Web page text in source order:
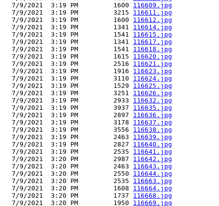
  7/9/2021  3:19 PM         1600
116609.jpg
  7/9/2021  3:19 PM         3215
116611.jpg
  7/9/2021  3:19 PM         1600
116612.jpg
  7/9/2021  3:19 PM         1341
116614.jpg
  7/9/2021  3:19 PM         1541
116615.jpg
  7/9/2021  3:19 PM         1341
116617.jpg
  7/9/2021  3:19 PM         1541
116618.jpg
  7/9/2021  3:19 PM         1615
116620.jpg
  7/9/2021  3:19 PM         2516
116621.jpg
  7/9/2021  3:19 PM         1916
116623.jpg
  7/9/2021  3:19 PM         3110
116624.jpg
  7/9/2021  3:19 PM         1529
116625.jpg
  7/9/2021  3:19 PM         3251
116626.jpg
  7/9/2021  3:19 PM         2933
116632.jpg
  7/9/2021  3:19 PM         3937
116635.jpg
  7/9/2021  3:19 PM         2897
116636.jpg
  7/9/2021  3:19 PM         3178
116637.jpg
  7/9/2021  3:19 PM         3556
116638.jpg
  7/9/2021  3:19 PM         2463
116639.jpg
  7/9/2021  3:19 PM         2827
116640.jpg
  7/9/2021  3:19 PM         2535
116641.jpg
  7/9/2021  3:20 PM         2987
116642.jpg
  7/9/2021  3:20 PM         2463
116643.jpg
  7/9/2021  3:20 PM         2550
116644.jpg
  7/9/2021  3:20 PM         2535
116663.jpg
  7/9/2021  3:20 PM         1608
116664.jpg
  7/9/2021  3:20 PM         1737
116668.jpg
  7/9/2021  3:20 PM         1950
116669.jpg